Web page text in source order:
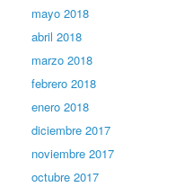
mayo 2018
abril 2018
marzo 2018
febrero 2018
enero 2018
diciembre 2017
noviembre 2017
octubre 2017